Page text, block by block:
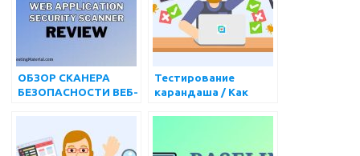
ОБЗОР СКАНЕРА
БЕЗОПАСНОСТИ ВЕБ-
Тестирование
карандаша / Как